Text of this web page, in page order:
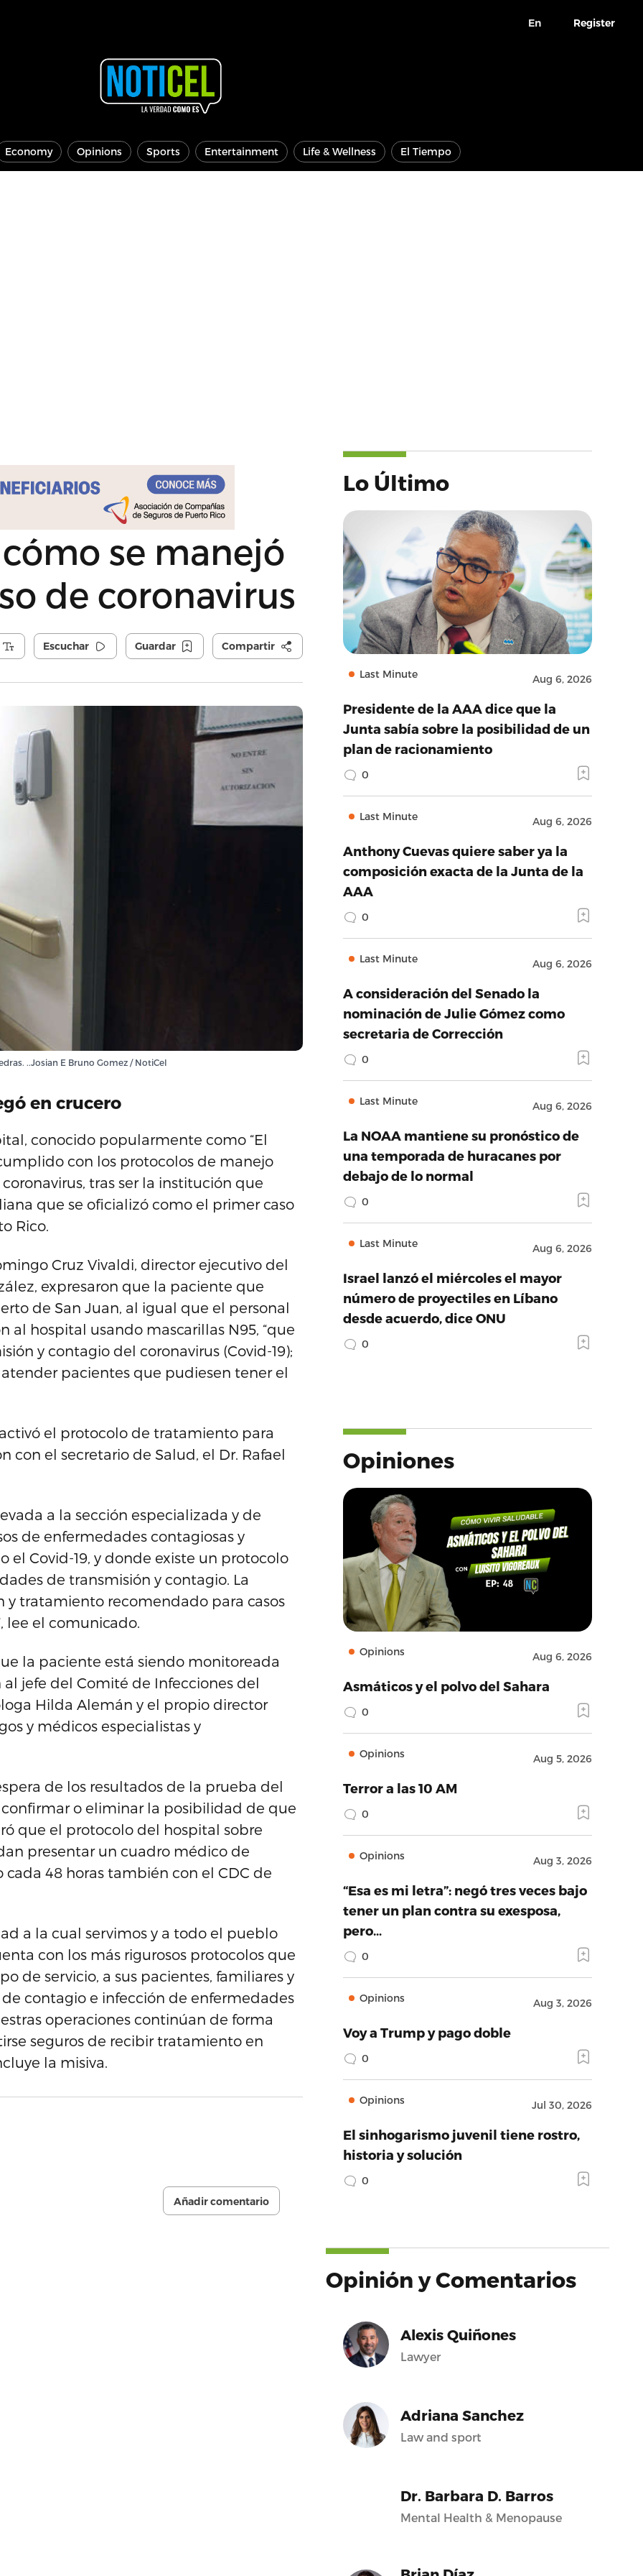
En Register
Economy Opinions Sports Entertainment Life & Wellness El Tiempo
se manejó
de coronavirus
Escuchar Guardar Compartir
..Josian E Bruno Gomez / NotiCel
en crucero
conocido popularmente como “El
con los protocolos de manejo
tras ser la institución que
que se oficializó como el primer caso
Rico.
Cruz Vivaldi, director ejecutivo del
expresaron que la paciente que
de San Juan, al igual que el personal
hospital usando mascarillas N95, “que
y contagio del coronavirus (Covid-19);
pacientes que pudiesen tener el
el protocolo de tratamiento para
con el secretario de Salud, el Dr. Rafael
a la sección especializada y de
de enfermedades contagiosas y
Covid-19, y donde existe un protocolo
de transmisión y contagio. La
tratamiento recomendado para casos
lee el comunicado.
la paciente está siendo monitoreada
jefe del Comité de Infecciones del
Hilda Alemán y el propio director
y médicos especialistas y
de los resultados de la prueba del
o eliminar la posibilidad de que
que el protocolo del hospital sobre
presentar un cuadro médico de
cada 48 horas también con el CDC de
a la cual servimos y a todo el pueblo
con los más rigurosos protocolos que
de servicio, a sus pacientes, familiares y
contagio e infección de enfermedades
operaciones continúan de forma
seguros de recibir tratamiento en
la misiva.
Añadir comentario
Lo Último
Last Minute Aug 6, 2026
Presidente de la AAA dice que la
Junta sabía sobre la posibilidad de un
plan de racionamiento
0
Last Minute Aug 6, 2026
Anthony Cuevas quiere saber ya la
composición exacta de la Junta de la
AAA
0
Last Minute Aug 6, 2026
A consideración del Senado la
nominación de Julie Gómez como
secretaria de Corrección
0
Last Minute Aug 6, 2026
La NOAA mantiene su pronóstico de
una temporada de huracanes por
debajo de lo normal
0
Last Minute Aug 6, 2026
Israel lanzó el miércoles el mayor
número de proyectiles en Líbano
desde acuerdo, dice ONU
0
Opiniones
Opinions Aug 6, 2026
Asmáticos y el polvo del Sahara
0
Opinions Aug 5, 2026
Terror a las 10 AM
0
Opinions Aug 3, 2026
“Esa es mi letra”: negó tres veces bajo
tener un plan contra su exesposa,
pero…
0
Opinions Aug 3, 2026
Voy a Trump y pago doble
0
Opinions Jul 30, 2026
El sinhogarismo juvenil tiene rostro,
historia y solución
0
Opinión y Comentarios
Alexis Quiñones
Lawyer
Adriana Sanchez
Law and sport
Dr. Barbara D. Barros
Mental Health & Menopause